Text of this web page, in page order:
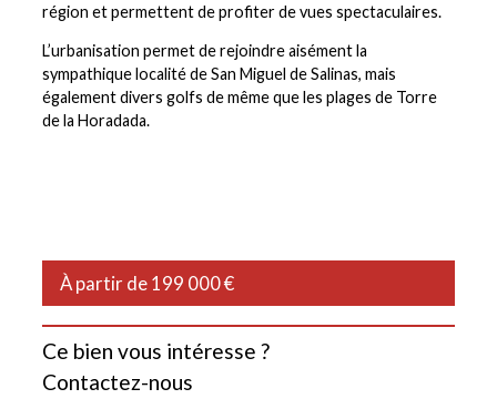
région et permettent de profiter de vues spectaculaires.
L’urbanisation permet de rejoindre aisément la
sympathique localité de San Miguel de Salinas, mais
également divers golfs de même que les plages de Torre
de la Horadada.
À partir de 199 000 €
Ce bien vous intéresse ?
Contactez-nous